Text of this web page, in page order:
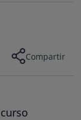
Compartir